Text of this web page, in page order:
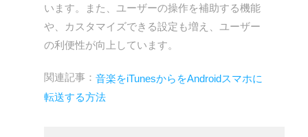
います。また、ユーザーの操作を補助する機能
や、カスタマイズできる設定も増え、ユーザー
の利便性が向上しています。
関連記事： 音楽をiTunesからをAndroidスマホに
転送する方法